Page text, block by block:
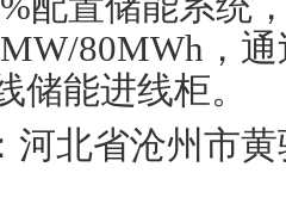
80MWh ，
储能进线柜。
河北省沧州市